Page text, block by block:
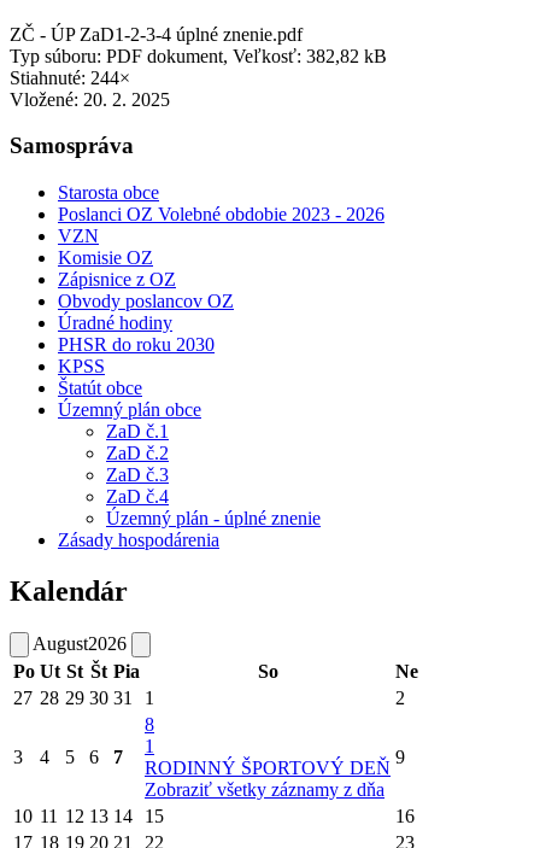
ZČ - ÚP ZaD1-2-3-4 úplné znenie.pdf
Typ súboru: PDF dokument, Veľkosť: 382,82 kB
Stiahnuté: 244×
Vložené: 20. 2. 2025
Samospráva
Starosta obce
Poslanci OZ Volebné obdobie 2023 - 2026
VZN
Komisie OZ
Zápisnice z OZ
Obvody poslancov OZ
Úradné hodiny
PHSR do roku 2030
KPSS
Štatút obce
Územný plán obce
ZaD č.1
ZaD č.2
ZaD č.3
ZaD č.4
Územný plán - úplné znenie
Zásady hospodárenia
Kalendár
August2026
Po Ut St Št Pia So
Ne
27 28 29 30 31 1 2
3 4 5 6 7
8
1
RODINNÝ ŠPORTOVÝ DEŇ
Zobraziť všetky záznamy z dňa
9
10 11 12 13 14 15
16
17 18 19 20 21 22
23